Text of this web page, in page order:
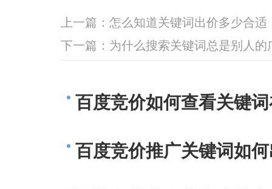
上一篇： 怎么知道关键词出价多少合适
下一篇： 为什么搜索关键词总是别人
百度竞价如何查看关键
百度竞价推广关键词如